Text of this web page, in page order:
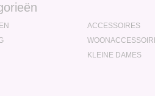
ACCESSOIRES
KLEINE DAMES